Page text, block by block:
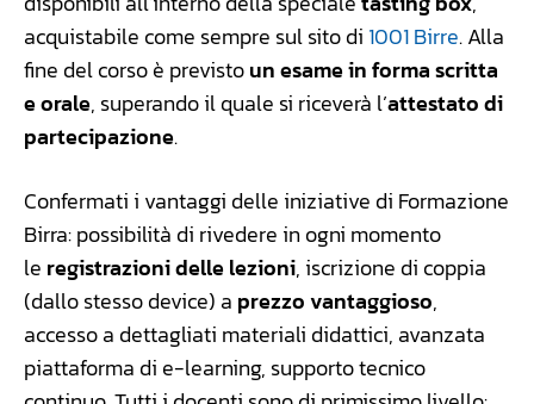
acquistabile come sempre sul sito di 1001 Birre. Alla
fine del corso è previstoun esame in forma scritta
e orale, superando il quale si riceverà l’attestato di
partecipazione.
Confermati i vantaggi delle iniziative di Formazione
Birra: possibilità di rivedere in ogni momento
le registrazioni delle lezioni, iscrizione di coppia
(dallo stesso device) a prezzo vantaggioso,
accesso a dettagliati materiali didattici, avanzata
piattaforma di e-learning, supporto tecnico